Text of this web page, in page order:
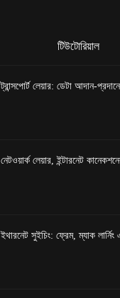
টিউটোরিয়াল
ট্রান্সপোর্ট লেয়ার: ডেটা আদান-
নেটওয়ার্ক লেয়ার, ইন্টারনেট
ইথারনেট সুইচিং: ফ্রেম, ম্যাক লার্নিং